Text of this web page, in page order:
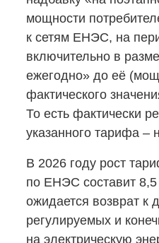
мощности
к сетям ЕНЭС, на
включительно в
ежегодно» до её
фактического
То есть фактически
указанного тарифа –
В 2026 году рост
по ЕНЭС составит 8,5
ожидается возврат к
регулируемых и
на электрическую